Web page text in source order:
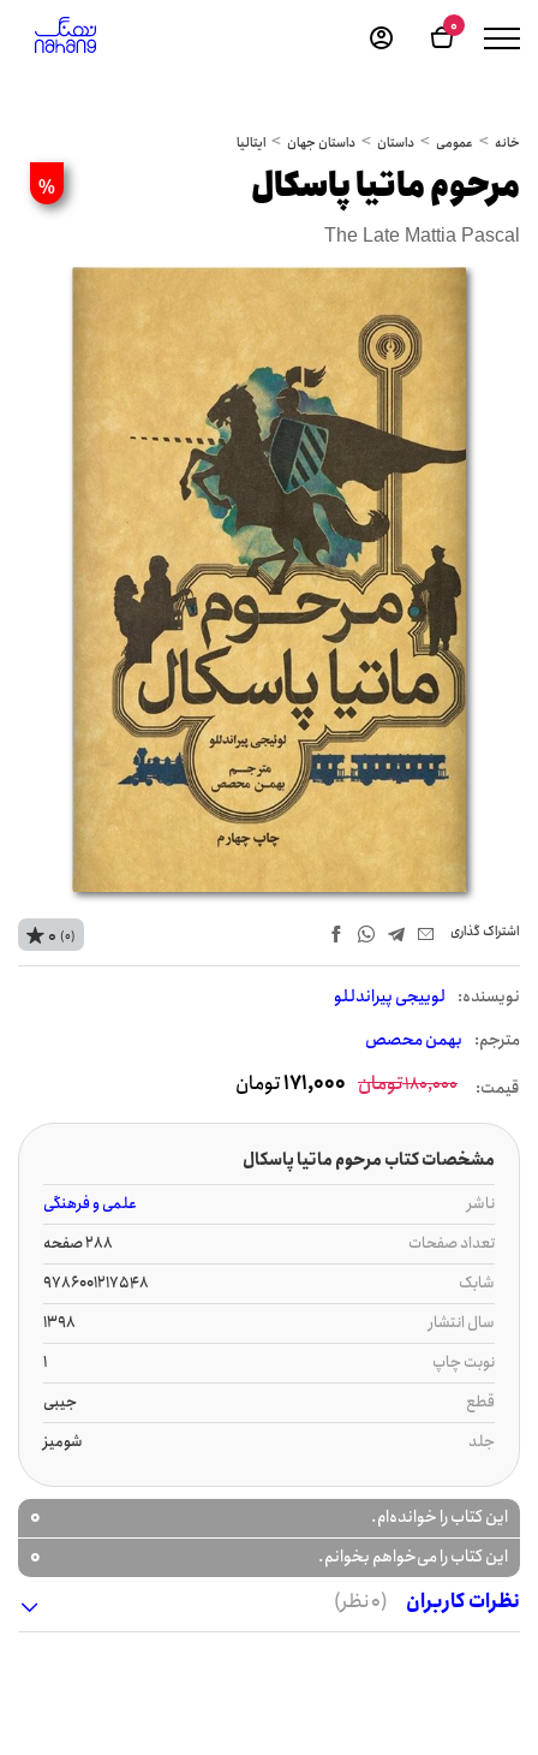
0
خانه عمومی داستان داستان جهان ایتالیا
% مرحوم ماتیا پاسکال
The Late Mattia Pascal
اشتراک‌ گذاری
نويسنده: لوییجی پیراندللو
مترجم: بهمن محصص
0 (0)
قیمت: 180,000تومان 171,000تومان
مشخصات کتاب مرحوم ماتیا پاسکال
ناشر
علمی و فرهنگی
تعداد صفحات
288 صفحه
شابک
9786001217548
سال انتشار
1398
نوبت چاپ
1
قطع
جیبی
جلد
شومیز
این کتاب را خوانده‌ام. 0
این کتاب را می‌خواهم بخوانم.
0
نظرات کاربران
(0 نظر)